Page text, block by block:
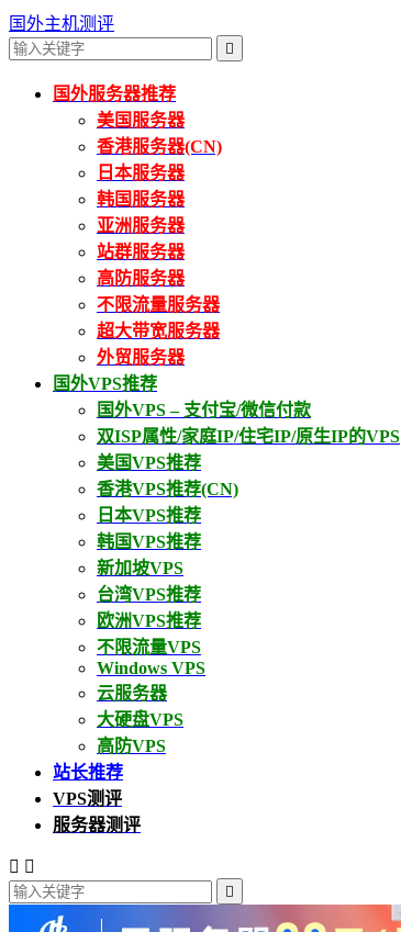
国外主机测评

国外服务器推荐
美国服务器
香港服务器(CN)
日本服务器
韩国服务器
亚洲服务器
站群服务器
高防服务器
不限流量服务器
超大带宽服务器
外贸服务器
国外VPS推荐
国外VPS – 支付宝/微信付款
双ISP属性/家庭IP/住宅IP/原生IP的VPS
美国VPS推荐
香港VPS推荐(CN)
日本VPS推荐
韩国VPS推荐
新加坡VPS
台湾VPS推荐
欧洲VPS推荐
不限流量VPS
Windows VPS
云服务器
大硬盘VPS
高防VPS
站长推荐
VPS测评
服务器测评
 
